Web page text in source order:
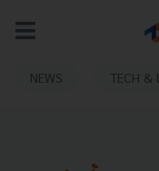
NEWS TECH &